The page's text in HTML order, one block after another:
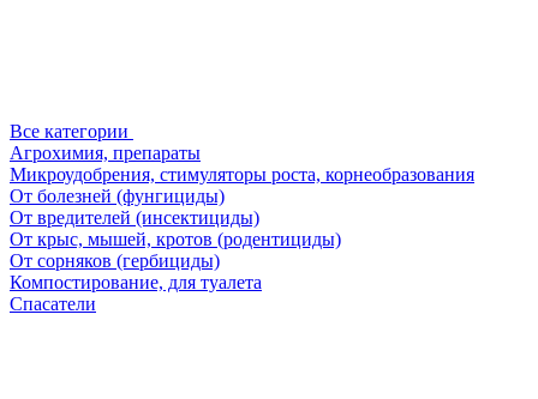
Все категории
Агрохимия, препараты
Микроудобрения, стимуляторы роста, корнеобразования
От болезней (фунгициды)
От вредителей (инсектициды)
От крыс, мышей, кротов (родентициды)
От сорняков (гербициды)
Компостирование, для туалета
Спасатели